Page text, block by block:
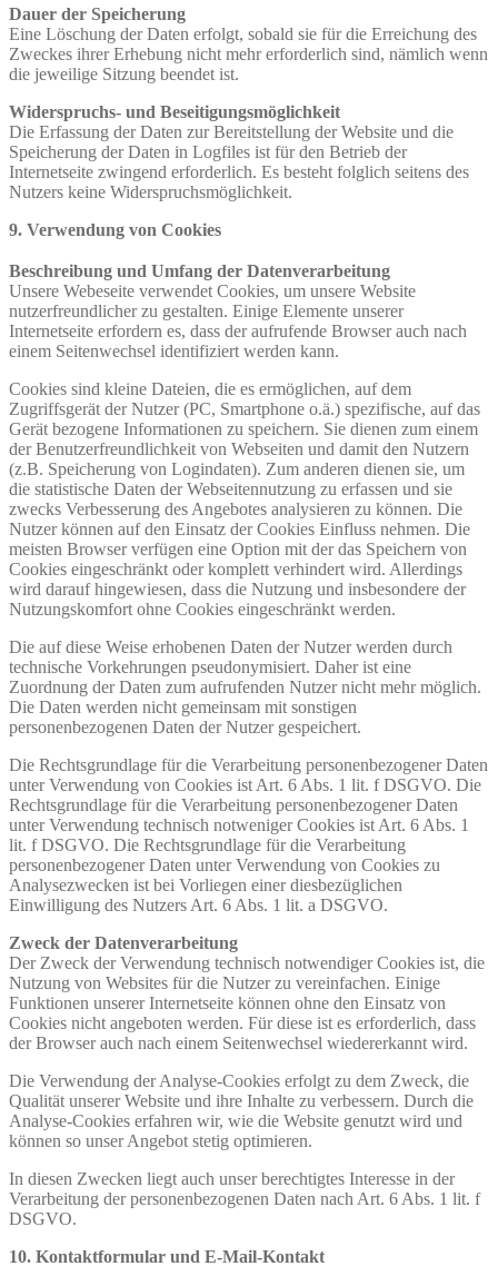
Dauer der Speicherung
Eine Löschung der Daten erfolgt, sobald sie für die Erreichung des
Zweckes ihrer Erhebung nicht mehr erforderlich sind, nämlich wenn
die jeweilige Sitzung beendet ist.
Widerspruchs‐ und Beseitigungsmöglichkeit
Die Erfassung der Daten zur Bereitstellung der Website und die
Speicherung der Daten in Logfiles ist für den Betrieb der
Internetseite zwingend erforderlich. Es besteht folglich seitens des
Nutzers keine Widerspruchsmöglichkeit.
9. Verwendung von Cookies
Beschreibung und Umfang der Datenverarbeitung
Unsere Webeseite verwendet Cookies, um unsere Website
nutzerfreundlicher zu gestalten. Einige Elemente unserer
Internetseite erfordern es, dass der aufrufende Browser auch nach
einem Seitenwechsel identifiziert werden kann.
Cookies sind kleine Dateien, die es ermöglichen, auf dem
Zugriffsgerät der Nutzer (PC, Smartphone o.ä.) spezifische, auf das
Gerät bezogene Informationen zu speichern. Sie dienen zum einem
der Benutzerfreundlichkeit von Webseiten und damit den Nutzern
(z.B. Speicherung von Logindaten). Zum anderen dienen sie, um
die statistische Daten der Webseitennutzung zu erfassen und sie
zwecks Verbesserung des Angebotes analysieren zu können. Die
Nutzer können auf den Einsatz der Cookies Einfluss nehmen. Die
meisten Browser verfügen eine Option mit der das Speichern von
Cookies eingeschränkt oder komplett verhindert wird. Allerdings
wird darauf hingewiesen, dass die Nutzung und insbesondere der
Nutzungskomfort ohne Cookies eingeschränkt werden.
Die auf diese Weise erhobenen Daten der Nutzer werden durch
technische Vorkehrungen pseudonymisiert. Daher ist eine
Zuordnung der Daten zum aufrufenden Nutzer nicht mehr möglich.
Die Daten werden nicht gemeinsam mit sonstigen
personenbezogenen Daten der Nutzer gespeichert.
Die Rechtsgrundlage für die Verarbeitung personenbezogener Daten
unter Verwendung von Cookies ist Art. 6 Abs. 1 lit. f DSGVO. Die
Rechtsgrundlage für die Verarbeitung personenbezogener Daten
unter Verwendung technisch notweniger Cookies ist Art. 6 Abs. 1
lit. f DSGVO. Die Rechtsgrundlage für die Verarbeitung
personenbezogener Daten unter Verwendung von Cookies zu
Analysezwecken ist bei Vorliegen einer diesbezüglichen
Einwilligung des Nutzers Art. 6 Abs. 1 lit. a DSGVO.
Zweck der Datenverarbeitung
Der Zweck der Verwendung technisch notwendiger Cookies ist, die
Nutzung von Websites für die Nutzer zu vereinfachen. Einige
Funktionen unserer Internetseite können ohne den Einsatz von
Cookies nicht angeboten werden. Für diese ist es erforderlich, dass
der Browser auch nach einem Seitenwechsel wiedererkannt wird.
Die Verwendung der Analyse‐Cookies erfolgt zu dem Zweck, die
Qualität unserer Website und ihre Inhalte zu verbessern. Durch die
Analyse‐Cookies erfahren wir, wie die Website genutzt wird und
können so unser Angebot stetig optimieren.
In diesen Zwecken liegt auch unser berechtigtes Interesse in der
Verarbeitung der personenbezogenen Daten nach Art. 6 Abs. 1 lit. f
DSGVO.
10. Kontaktformular und E‐Mail‐Kontakt